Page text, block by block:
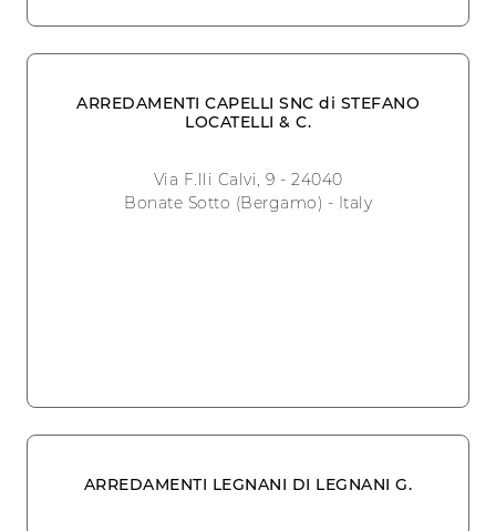
ARREDAMENTI CAPELLI SNC di STEFANO
LOCATELLI & C.
Via F.lli Calvi, 9 - 24040
Bonate Sotto (Bergamo) - Italy
ARREDAMENTI LEGNANI DI LEGNANI G.